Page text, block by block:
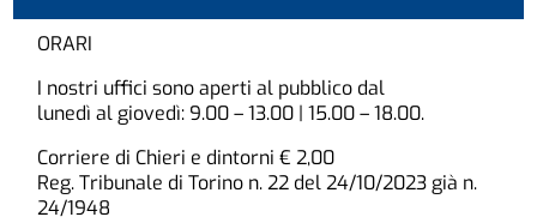
ORARI
I nostri uffici sono aperti al pubblico dal
lunedì al giovedì: 9.00 – 13.00 | 15.00 – 18.00.
Corriere di Chieri e dintorni € 2,00
Reg. Tribunale di Torino n. 22 del 24/10/2023 già n.
24/1948